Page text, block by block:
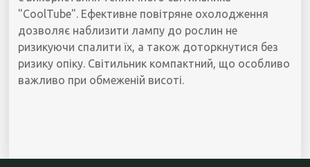
"CoolTube". Ефективне повітряне охолодження
дозволяє наблизити лампу до рослин не
ризикуючи спалити їх, а також доторкнутися без
ризику опіку. Світильник компактний, що особливо
важливо при обмеженій висоті.